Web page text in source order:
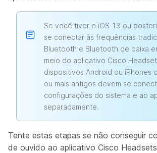
Se você tiver o iOS 13 ou
se conectar às frequências
Bluetooth e Bluetooth de baixa
meio do aplicativo Cisco
dispositivos Android ou iPhones
ou mais antigos devem se
configurações do sistema e ao
separadamente.
Tente estas etapas se não conseguir
de ouvido ao aplicativo Cisco